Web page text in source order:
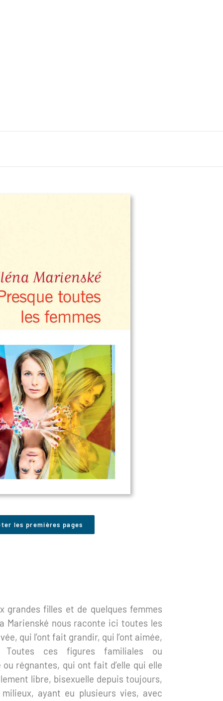
les premières pages
grandes filles et de quelques femmes
Marienské nous raconte ici toutes les
qui l’ont fait grandir, qui l’ont aimée,
ces figures familiales ou
régnantes, qui ont fait d’elle qui elle
libre, bisexuelle depuis toujours,
ayant eu plusieurs vies, avec